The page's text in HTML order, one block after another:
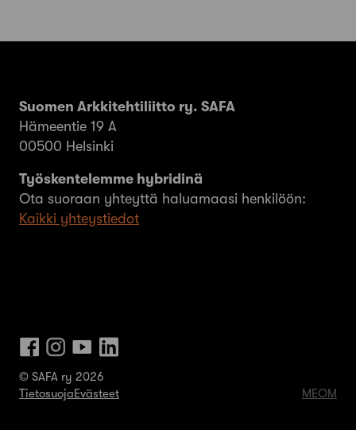
Suomen Arkkitehtiliitto ry. SAFA
Hämeentie 19 A
00500 Helsinki
Työskentelemme hybridinä
Ota suoraan yhteyttä haluamaasi henkilöön:
Kaikki yhteystiedot
© SAFA ry 2026
TietosuojaEvästeet MEOM